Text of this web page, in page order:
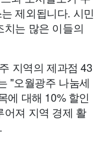
제외됩니다. 시민
는 많은 이들의
지역의 제과점 43
"오월광주 나눔세
에 대해 10% 할인
어져 지역 경제 활